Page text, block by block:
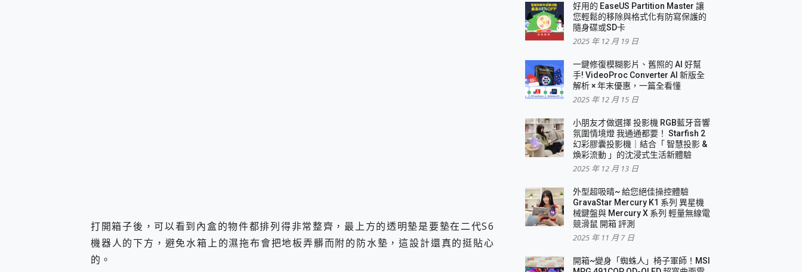
打開箱子後，可以看到內盒的物件都排列得非常整齊，最上方的透明墊是要墊在二代S6
機器人的下方，避免水箱上的濕拖布會把地板弄髒而附的防水墊，這設計還真的挺貼心
的。
好用的 EaseUS Partition Master 讓
您輕鬆的移除與格式化有防寫保護的
隨身碟或SD卡
2025 年 12 月 19 日
一鍵修復模糊影片、舊照的 AI 好幫
手! VideoProc Converter AI 新版全
解析 × 年末優惠，一篇全看懂
2025 年 12 月 15 日
小朋友才做選擇 投影機 RGB藍牙音響
氛圍情境燈 我通通都要！ Starfish 2
幻彩膠囊投影機｜結合「 智慧投影 &
煥彩流動 」的沈浸式生活新體驗
2025 年 12 月 13 日
外型超吸晴~ 給您絕佳操控體驗
GravaStar Mercury K1 系列 異星機
械鍵盤與 Mercury X 系列 輕量無線電
競滑鼠 開箱 評測
2025 年 11 月 7 日
開箱~變身「蜘蛛人」椅子軍師！MSI